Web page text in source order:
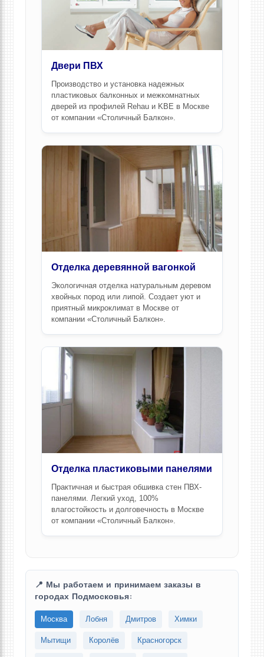
Двери ПВХ
Производство и установка надежных
пластиковых балконных и межкомнатных
дверей из профилей Rehau и KBE в Москве
от компании «Столичный Балкон».
Отделка деревянной вагонкой
Экологичная отделка натуральным деревом
хвойных пород или липой. Создает уют и
приятный микроклимат в Москвеот
компании «Столичный Балкон».
Отделка пластиковыми панелями
Практичная и быстрая обшивка стен ПВХ-
панелями. Легкий уход, 100%
влагостойкость и долговечность в Москве
от компании «Столичный Балкон».
📍 Мы работаем и принимаем заказы в
городах Подмосковья:
Москва Лобня Дмитров Химки
Мытищи Королёв Красногорск